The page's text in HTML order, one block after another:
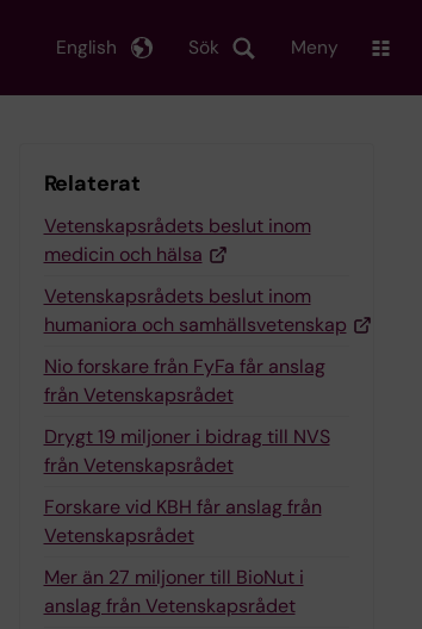
Sök
English Meny
Relaterat
Vetenskapsrådets beslut inom
medicin och hälsa
Vetenskapsrådets beslut inom
humaniora och samhällsvetenskap
Nio forskare från FyFa får anslag
från Vetenskapsrådet
Drygt 19 miljoner i bidrag till NVS
från Vetenskapsrådet
Forskare vid KBH får anslag från
Vetenskapsrådet
Mer än 27 miljoner till BioNut i
anslag från Vetenskapsrådet